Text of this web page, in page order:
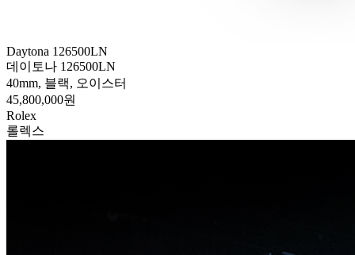
Daytona 126500LN
데이토나 126500LN
40mm, 블랙, 오이스터
45,800,000원
Rolex
롤렉스